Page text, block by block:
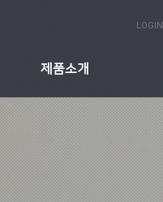
LOGIN
제품소개